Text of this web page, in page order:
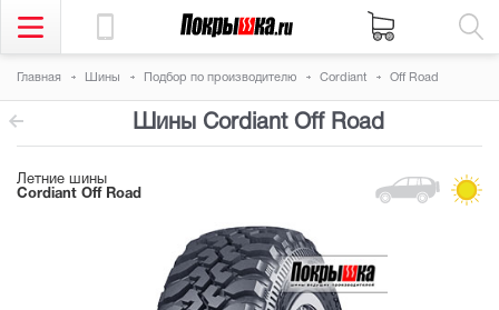
Главная Шины Подбор по производителю Cordiant Off Road
Шины Cordiant Off Road
Летние шины
Cordiant Off Road